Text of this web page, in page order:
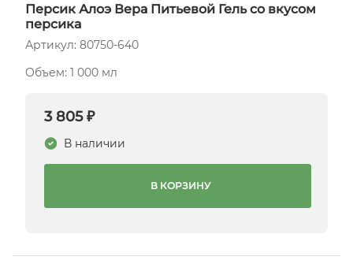
Персик Алоэ Вера Питьевой Гель со вкусом
персика
Артикул: 80750-640
Объем: 1 000 мл
3 805 ₽
В наличии
В КОРЗИНУ